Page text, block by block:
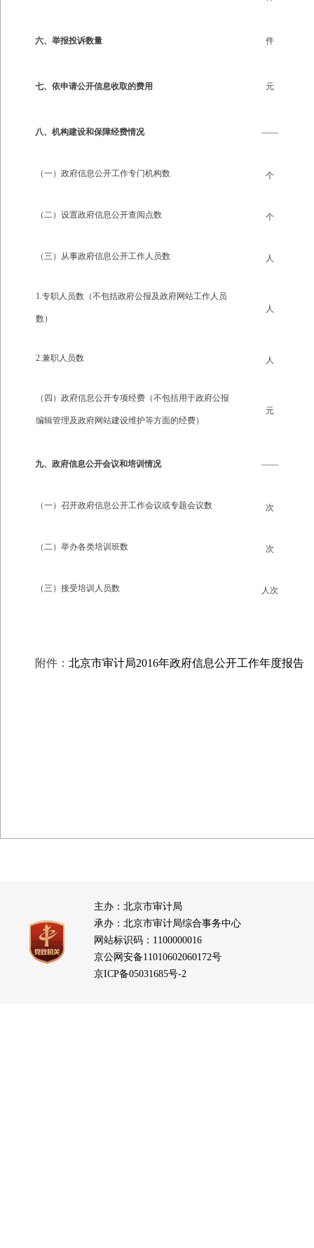
六、举报投诉数量 件
七、依申请公开信息收取的费用 元
八、机构建设和保障经费情况 ——
（一）政府信息公开工作专门机构数 个
（二）设置政府信息公开查阅点数 个
（三）从事政府信息公开工作人员数 人
1.专职人员数（不包括政府公报及政府网站工作人员
数）
人
2.兼职人员数 人
（四）政府信息公开专项经费（不包括用于政府公报
编辑管理及政府网站建设维护等方面的经费）
元
九、政府信息公开会议和培训情况 ——
（一）召开政府信息公开工作会议或专题会议数 次
（二）举办各类培训班数 次
（三）接受培训人员数 人次
附件： 北京市审计局2016年政府信息公开工作年度报告
主办：北京市审计局
承办：北京市审计局综合事务中心
网站标识码：1100000016
京公网安备11010602060172号
京ICP备05031685号-2